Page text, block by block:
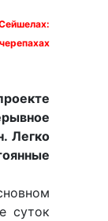
Легко
суток